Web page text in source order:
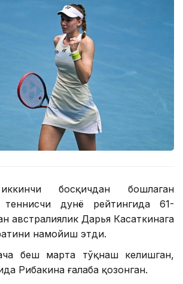
босқичдан бошлаган
теннисчи дунё рейтингида 61-
австралиялик Дарья Касаткинага
намойиш этди.
беш марта тўқнаш келишган,
Рибакина ғалаба қозонган.